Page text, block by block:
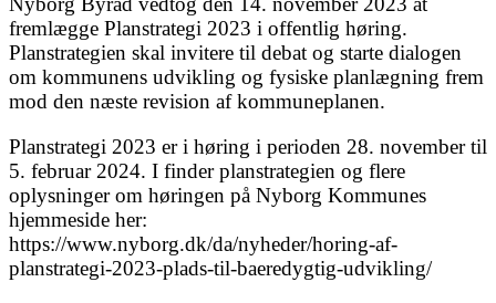
fremlægge Planstrategi 2023 i offentlig høring.
Planstrategien skal invitere til debat og starte dialogen
om kommunens udvikling og fysiske planlægning frem
mod den næste revision af kommuneplanen.
Planstrategi 2023 er i høring i perioden 28. november til
5. februar 2024. I finder planstrategien og flere
oplysninger om høringen på Nyborg Kommunes
hjemmeside her:
https://www.nyborg.dk/da/nyheder/horing-af-
planstrategi-2023-plads-til-baeredygtig-udvikling/